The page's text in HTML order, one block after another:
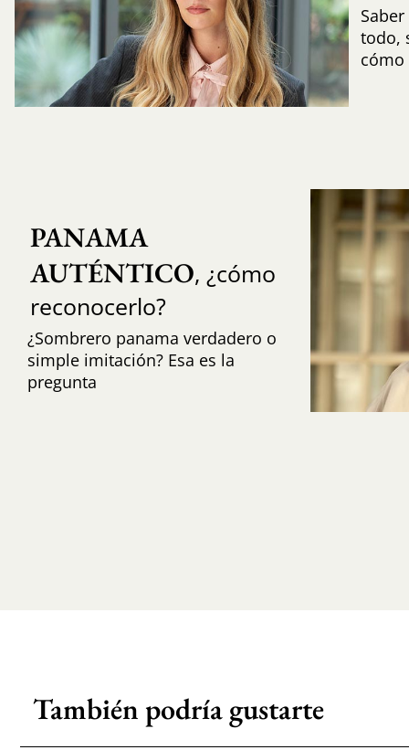
todo,
cómo
PANAMA
AUTÉNTICO, ¿cómo
reconocerlo?
¿Sombrero panama verdadero o
simple imitación? Esa es la
pregunta
También podría gustarte